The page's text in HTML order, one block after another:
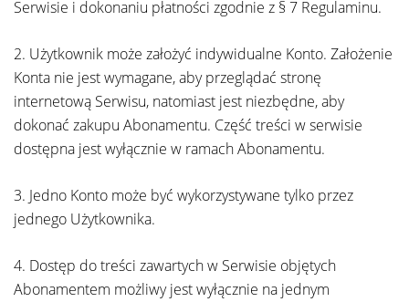
Serwisie i dokonaniu płatności zgodnie z § 7 Regulaminu.
2. Użytkownik może założyć indywidualne Konto. Założenie
Konta nie jest wymagane, aby przeglądać stronę
internetową Serwisu, natomiast jest niezbędne, aby
dokonać zakupu Abonamentu. Część treści w serwisie
dostępna jest wyłącznie w ramach Abonamentu.
3. Jedno Konto może być wykorzystywane tylko przez
jednego Użytkownika.
4. Dostęp do treści zawartych w Serwisie objętych
Abonamentem możliwy jest wyłącznie na jednym